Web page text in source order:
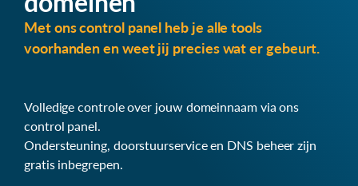
Met ons control panel heb je alle tools
voorhanden en weet jij precies wat er gebeurt.
Volledige controle over jouw domeinnaam via ons
control panel.
Ondersteuning, doorstuurservice en DNS beheer zijn
gratis inbegrepen.